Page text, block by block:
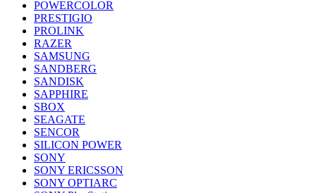
POWERCOLOR
PRESTIGIO
PROLINK
RAZER
SAMSUNG
SANDBERG
SANDISK
SAPPHIRE
SBOX
SEAGATE
SENCOR
SILICON POWER
SONY
SONY ERICSSON
SONY OPTIARC